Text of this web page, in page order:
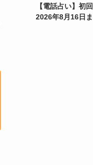
【電話占い】初
2026年8月16日